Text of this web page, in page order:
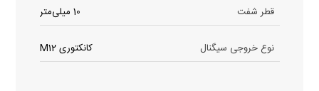
قطر شفت 10 میلی‌متر
نوع خروجی سیگنال کانکتوری M12